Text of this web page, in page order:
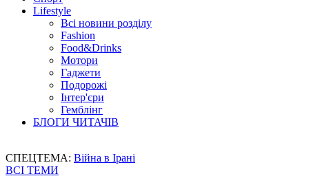
Lifestyle
Всі новини розділу
Fashion
Food&Drinks
Мотори
Гаджети
Подорожі
Інтер'єри
Гемблінг
БЛОГИ ЧИТАЧІВ
СПЕЦТЕМА: Війна в Ірані
ВСІ ТЕМИ